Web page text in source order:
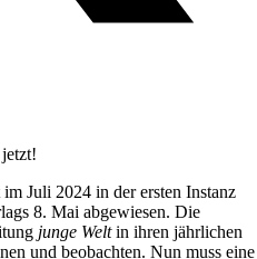
Juli 2024 in der ersten Instanz
8. Mai abgewiesen. Die
junge Weltin ihren jährlichen
und beobachten. Nun muss eine